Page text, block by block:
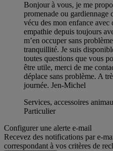
Bonjour à vous, je me
promenade ou gardiennage
vécu des mon enfance avec
empathie depuis toujours
m’en occuper sans
tranquillité. Je suis
toutes questions que vous
être utile, merci de me
déplace sans problème. A
journée. Jen-Michel
Services, accessoires
Particulier
Configurer une alerte e-mail
Recevez des notifications par e-
correspondant à vos critères de